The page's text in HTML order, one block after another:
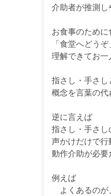
介助者が推測し
お食事のため
「食堂へどう
理解できてお一
指さし・手さし
概念を言葉の代
逆に言えば
指さし・手さし
声かけだけで
動作介助が必要
例えば
よくあるのが